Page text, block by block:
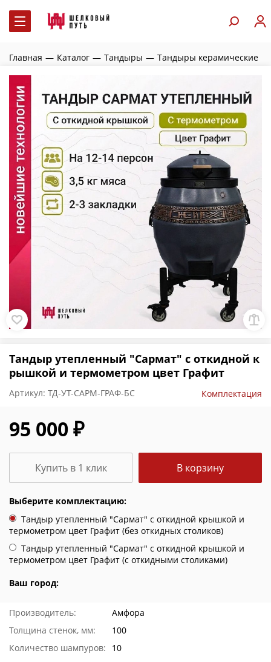
Главная — Каталог — Тандыры — Тандыры керамические
Тандыр утепленный "Сармат" с откидной к
рышкой и термометром цвет Графит
Артикул: ТД-УТ-САРМ-ГРАФ-БС Комплектация
95 000 ₽
Ваш город:
В корзину
Купить в 1 клик
Выберите комплектацию:
Тандыр утепленный "Сармат" с откидной крышкой и
термометром цвет Графит (без откидных столиков)
Тандыр утепленный "Сармат" с откидной крышкой и
термометром цвет Графит (с откидными столиками)
Производитель:
Амфора
Толщина стенок, мм:
100
Количество шампуров:
10